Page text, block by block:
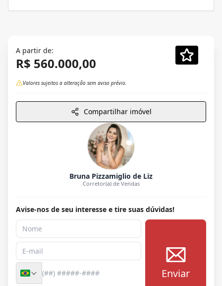
A partir de:
R$ 560.000,00
Valores sujeitos a alteração sem aviso prévio.
Compartilhar imóvel
Bruna Pizzamiglio de Liz
Corretor(a) de Vendas
Avise-nos de seu interesse e tire suas dúvidas!
Enviar